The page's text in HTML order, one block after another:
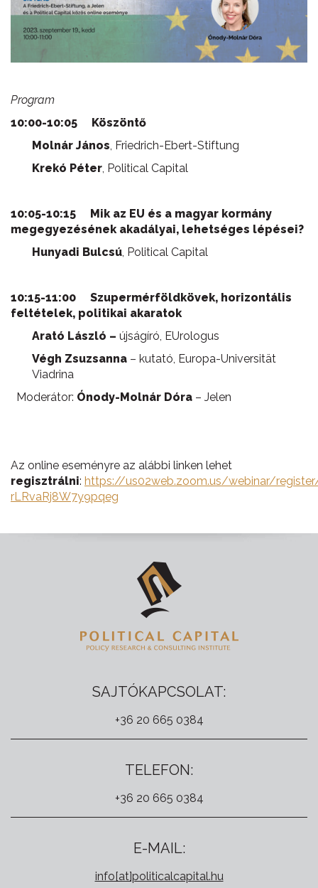
Program
10:00-10:05 Köszöntő
Molnár János, Friedrich-Ebert-Stiftung
Krekó Péter, Political Capital
10:05-10:15 Mik az EU és a magyar kormány
megegyezésének akadályai, lehetséges lépései?
Hunyadi Bulcsú, Political Capital
10:15-11:00
Szupermérföldkövek, horizontális
feltételek, politikai akaratok
Arató László – újságíró, EUrologus
Végh Zsuzsanna – kutató, Europa-Universität
Viadrina
Moderátor: Ónody-Molnár Dóra – Jelen
Az online eseményre az alábbi linken lehet
regisztrálni: https://us02web.zoom.us/webinar/
rLRvaRj8W7y9pqeg
SAJTÓKAPCSOLAT:
+36 20 665 0384
TELEFON:
+36 20 665 0384
E-MAIL:
info[at]politicalcapital.hu